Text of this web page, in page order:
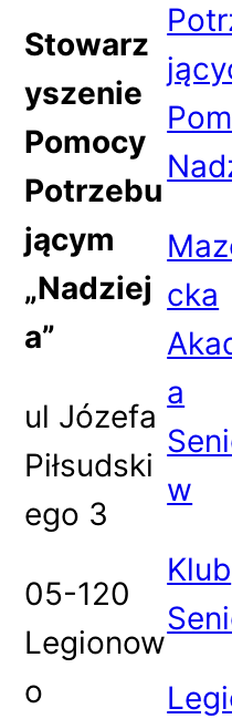
Stowarz
yszenie
Pomocy
Potrzebu
jącym
„Nadziej
a”
ul Józefa
Piłsudski
ego 3
05-120
Legionow
o
cka
a
w
Klub